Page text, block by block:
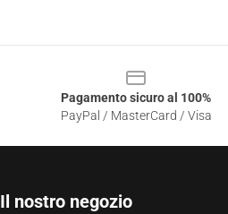
Pagamento sicuro al 100%
PayPal / MasterCard / Visa
Il nostro negozio